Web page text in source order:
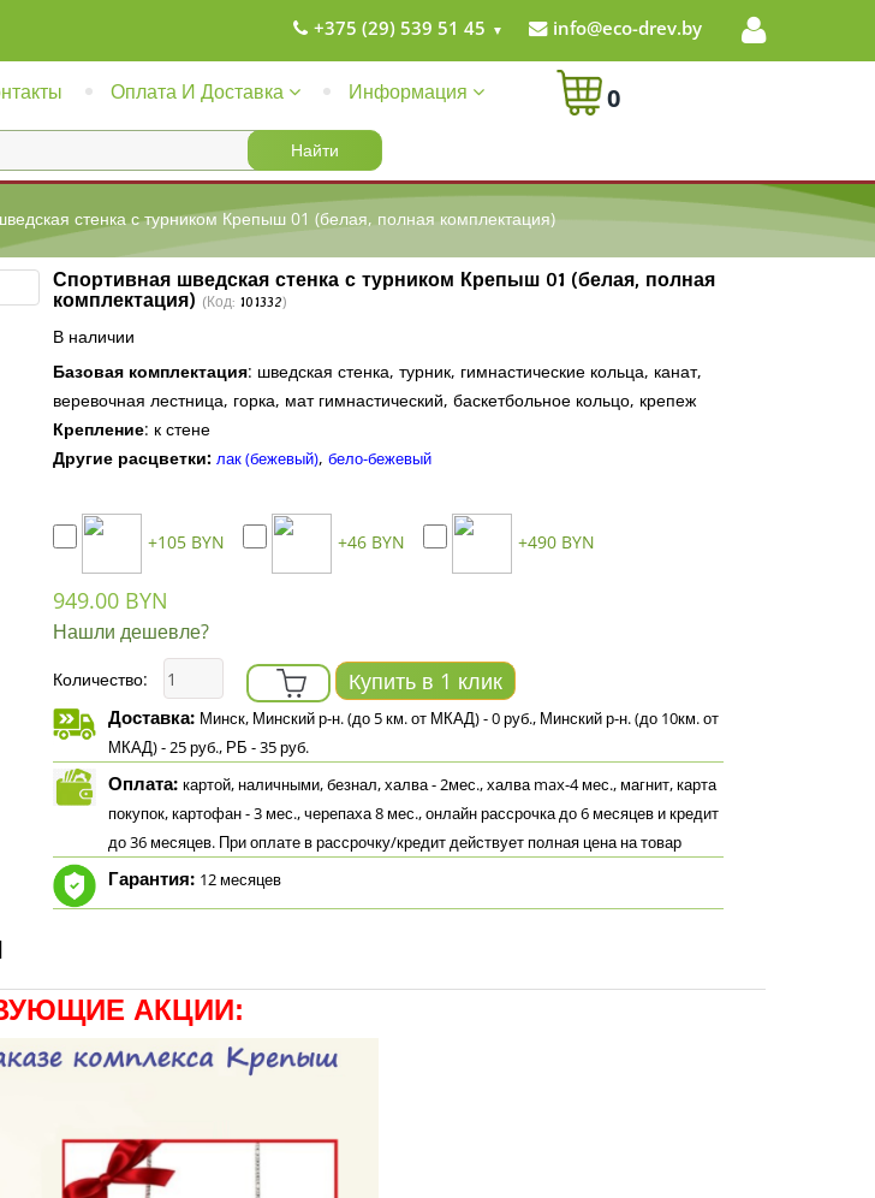
+375 (29) 539 51 45 info@eco-drev.by
Оплата И Доставка Информация 0
стенка с турником Крепыш 01 (белая, полная комплектация)
Спортивная шведская стенка с турником Крепыш 01 (белая, полная
комплектация) (Код: 101332)
В наличии
Базовая комплектация: шведская стенка, турник, гимнастические кольца, канат,
веревочная лестница, горка, мат гимнастический, баскетбольное кольцо, крепеж
Крепление: к стене
Другие расцветки: лак (бежевый),бело-бежевый
+105 BYN +46 BYN +490 BYN
949.00 BYN
Нашли дешевле?
Количество: Купить в 1 клик
Доставка: Минск, Минский р-н. (до 5 км. от МКАД) - 0 руб., Минский р-н. (до 10км. от
МКАД) - 25 руб., РБ - 35 руб.
Оплата: картой, наличными, безнал, халва - 2мес., халва max-4 мес., магнит, карта
покупок, картофан - 3 мес., черепаха 8 мес., онлайн рассрочка до 6 месяцев и кредит
до 36 месяцев. При оплате в рассрочку/кредит действует полная цена на товар
Гарантия: 12 месяцев
АКЦИИ: